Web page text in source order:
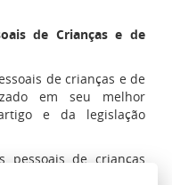
de Crianças e de
de crianças e de
em seu melhor
e da legislação
pessoais de crianças